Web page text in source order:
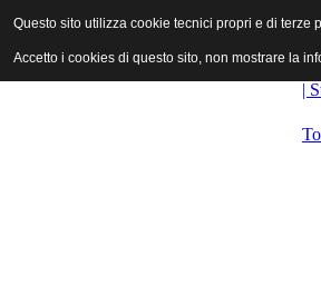
ANICA | Associazione Nazionale
|
Questo sito utilizza cookie tecnici propri e di
Accetto i cookies di questo sito, non mostrare la
Questo sito utilizza cookie tecnici propri e di
Accetto i cookies di questo sito, non mostrare la